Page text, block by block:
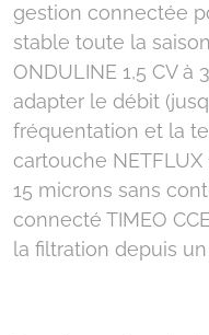
gestion connectée
stable toute la
ONDULINE 1,5 CV à
adapter le débit
fréquentation et la
cartouche NETFLUX
15 microns sans
connecté TIMEO
la filtration depuis